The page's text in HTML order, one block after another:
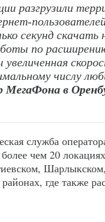
разгрузили
секунд скачать
по
числу
МегаФона в
служба
чем 20
где также